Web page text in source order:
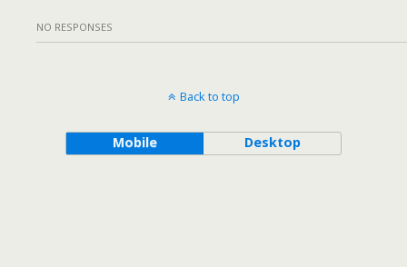
NO RESPONSES
Back to top
Mobile Desktop